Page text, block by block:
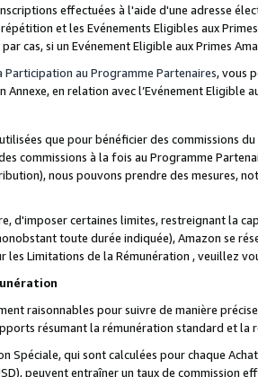
effectuées à l'aide d'une adresse
et les Evénements Eligibles aux
cas, si un Evénement Eligible aux Primes
Participation au Programme Partenaires, vous
en relation avec l’Evénement Eligible
que pour bénéficier des commissions
commissions à la fois au Programme
nous pouvons prendre des mesures,
d'imposer certaines limites, restreignant la
toute durée indiquée), Amazon se
les Limitations de la Rémunération , veuillez
raisonnables pour suivre de manière
résumant la rémunération standard et la
Spéciale, qui sont calculées pour chaque
peuvent entraîner un taux de